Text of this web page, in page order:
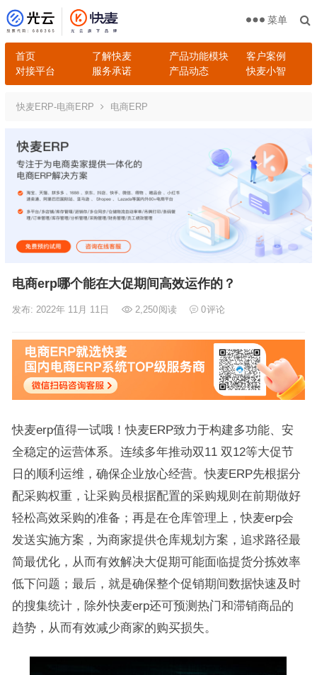
首页 了解快麦 产品功能模块
客户案例
对接平台
服务承诺 产品动态 快麦小智
菜单
快麦ERP-电商ERP 电商ERP
电商erp哪个能在大促期间高效运作的？
发布: 2022年 11月 11日 2,250阅读 0评论
快麦erp值得一试哦！快麦ERP致力于构建多功能、安
全稳定的运营体系。连续多年推动双11 双12等大促节
日的顺利运维，确保企业放心经营。快麦ERP先根据分
配采购权重，让采购员根据配置的采购规则在前期做好
轻松高效采购的准备；再是在仓库管理上，快麦erp会
发送实施方案，为商家提供仓库规划方案，追求路径最
简最优化，从而有效解决大促期可能面临提货分拣效率
低下问题；最后，就是确保整个促销期间数据快速及时
的搜集统计，除外快麦erp还可预测热门和滞销商品的
趋势，从而有效减少商家的购买损失。